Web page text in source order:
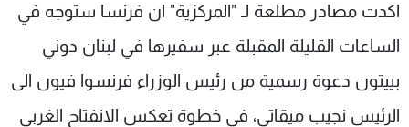
اكدت مصادر مطلعة لـ "المركزية" ان فرنسا ستوجه في
الساعات القليلة المقبلة عبر سفيرها في لبنان دوني
بييتون دعوة رسمية من رئيس الوزراء فرنسوا فيون الى
الرئيس نجيب ميقاتي، في خطوة تعكس الانفتاح الغربي
منوعات رياضة
كأس العالم